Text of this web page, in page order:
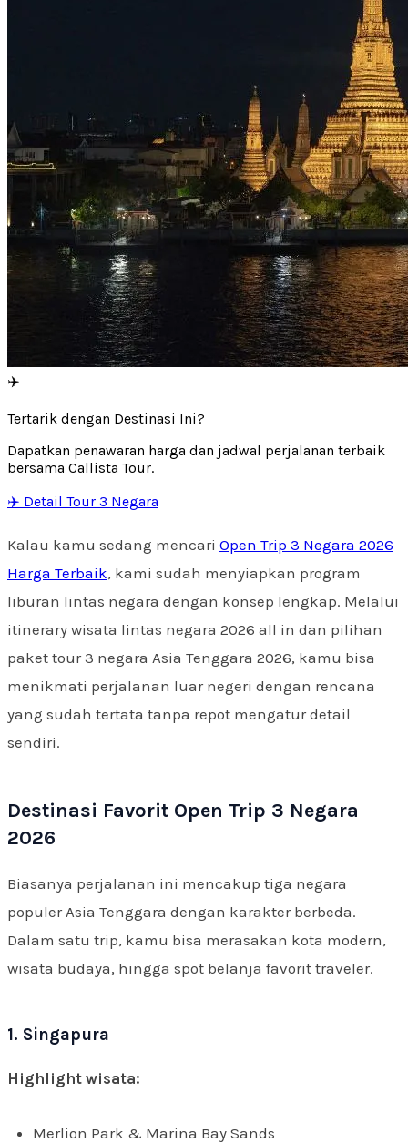
✈️
Tertarik dengan Destinasi Ini?
Dapatkan penawaran harga dan jadwal perjalanan terbaik
bersama Callista Tour.
✈️ Detail Tour 3 Negara
Kalau kamu sedang mencari Open Trip 3 Negara 2026
Harga Terbaik, kami sudah menyiapkan program
liburan lintas negara dengan konsep lengkap. Melalui
itinerary wisata lintas negara 2026 all in dan pilihan
paket tour 3 negara Asia Tenggara 2026, kamu bisa
menikmati perjalanan luar negeri dengan rencana
yang sudah tertata tanpa repot mengatur detail
sendiri.
Destinasi Favorit Open Trip 3 Negara
2026
Biasanya perjalanan ini mencakup tiga negara
populer Asia Tenggara dengan karakter berbeda.
Dalam satu trip, kamu bisa merasakan kota modern,
wisata budaya, hingga spot belanja favorit traveler.
1. Singapura
Highlight wisata:
Merlion Park & Marina Bay Sands